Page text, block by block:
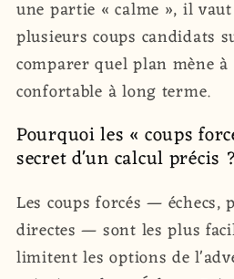
une partie « calme », il
plusieurs coups candidats
comparer quel plan mène
confortable à long terme.
Pourquoi les « coups
secret d'un calcul précis ?
Les coups forcés — échecs,
directes — sont les plus
limitent les options de